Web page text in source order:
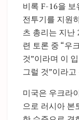
비록 F-16을 보
전투기를 지원
츠 총리는 지난
련 토론 중 “우
것”이라며 이
그럴 것”이라
미국은 우크라
으로 러시아 본